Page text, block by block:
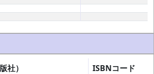
社）
ISBNコード